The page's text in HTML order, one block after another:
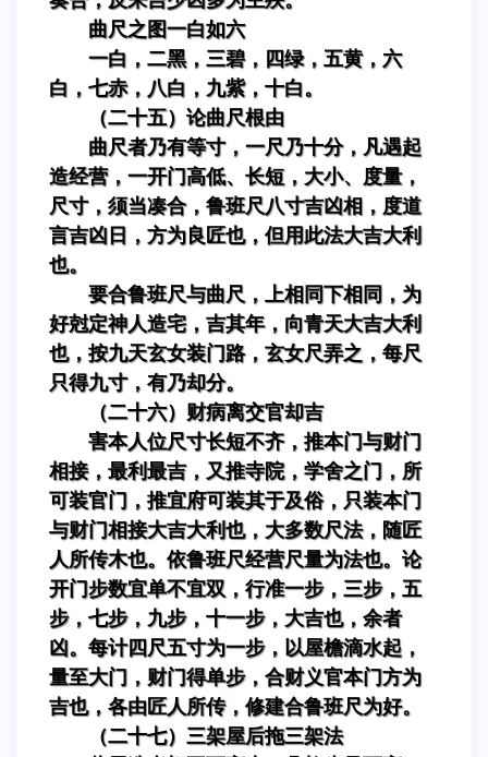
曲尺之图一白如六
一白，二黑，三碧，四绿，五黄，六
白，七赤，八白，九紫，十白。
（二十五）论曲尺根由
曲尺者乃有等寸，一尺乃十分，凡遇起
造经营，一开门高低、长短，大小、度量，
尺寸，须当凑合，鲁班尺八寸吉凶相，度道
言吉凶日，方为良匠也，但用此法大吉大利
也。
要合鲁班尺与曲尺，上相同下相同，为
好尅定神人造宅，吉其年，向青天大吉大利
也，按九天玄女装门路，玄女尺弄之，每尺
只得九寸，有乃却分。
（二十六）财病离交官却吉
害本人位尺寸长短不齐，推本门与财门
相接，最利最吉，又推寺院，学舍之门，所
可装官门，推宜府可装其于及俗，只装本门
与财门相接大吉大利也，大多数尺法，随匠
人所传木也。依鲁班尺经营尺量为法也。论
开门步数宜单不宜双，行准一步，三步，五
步，七步，九步，十一步，大吉也，余者
凶。每计四尺五寸为一步，以屋檐滴水起，
量至大门，财门得单步，合财义官本门方为
吉也，各由匠人所传，修建合鲁班尺为好。
（二十七）三架屋后拖三架法